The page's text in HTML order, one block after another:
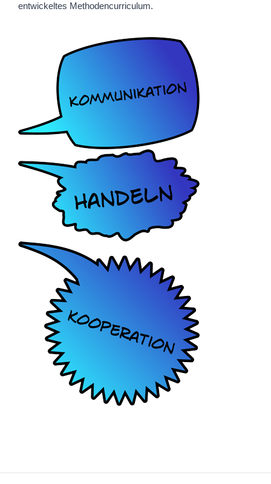
entwickeltes Methodencurriculum.